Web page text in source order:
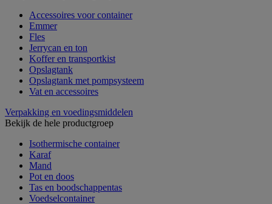
Accessoires voor container
Emmer
Fles
Jerrycan en ton
Koffer en transportkist
Opslagtank
Opslagtank met pompsysteem
Vat en accessoires
Verpakking en voedingsmiddelen
Bekijk de hele productgroep
Isothermische container
Karaf
Mand
Pot en doos
Tas en boodschappentas
Voedselcontainer